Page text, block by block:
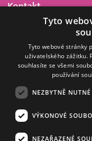
Kontakt
Barrandov Televizní
Kříženeckého nám. 322
152 00 Praha 5
IČ 416 93 311
© 2008–2026 EMPRESA
Tyto
Tyto webové stránky
uživatelského zážitku.
souhlasíte se všemi
používání
NEZBYTNĚ
VÝKONOVÉ
NEZAŘAZENÉ